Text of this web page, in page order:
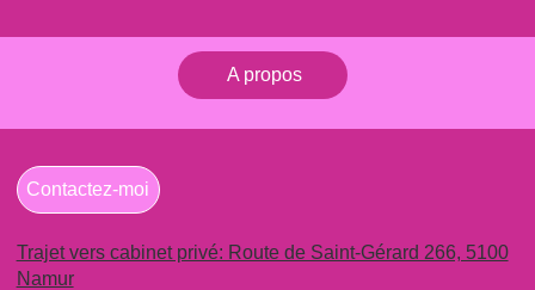
A propos
Contactez-moi
Trajet vers cabinet privé: Route de Saint-Gérard 266, 5100
Namur